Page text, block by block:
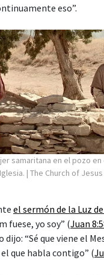
eso”.
samaritana en el pozo
| The Church of
el sermón de la Luz
fuese, yo soy” (Juan
“Sé que viene el
el que habla contigo” (